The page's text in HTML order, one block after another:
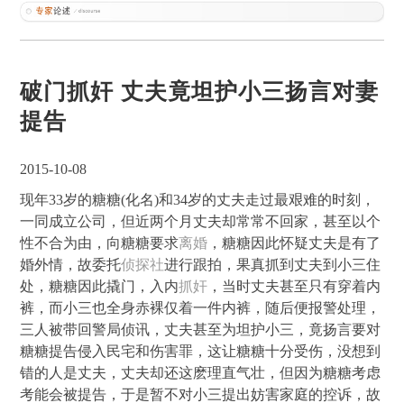
破门抓奸 丈夫竟坦护小三扬言对妻
提告
2015-10-08
现年33岁的糖糖(化名)和34岁的丈夫走过最艰难的时刻，
一同成立公司，但近两个月丈夫却常常不回家，甚至以个
性不合为由，向糖糖要求离婚 ，糖糖因此怀疑丈夫是有了
婚外情，故委托侦探社进行跟拍，果真抓到丈夫到小三住
处，糖糖因此撬门，入内抓奸 ，当时丈夫甚至只有穿着内
裤，而小三也全身赤裸仅着一件内裤，随后便报警处理，
三人被带回警局侦讯，丈夫甚至为坦护小三，竟扬言要对
糖糖提告侵入民宅和伤害罪，这让糖糖十分受伤，没想到
错的人是丈夫，丈夫却还这麽理直气壮，但因为糖糖考虑
考能会被提告，于是暂不对小三提出妨害家庭的控诉，故